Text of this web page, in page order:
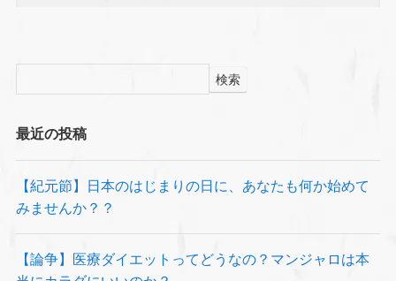
検索
最近の投稿
【紀元節】日本のはじまりの日に、あなたも何か始めて
みませんか？？
【論争】医療ダイエットってどうなの？マンジャロは本